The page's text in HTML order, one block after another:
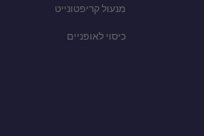
מנעול קריפטונייט
כיסוי לאופניים